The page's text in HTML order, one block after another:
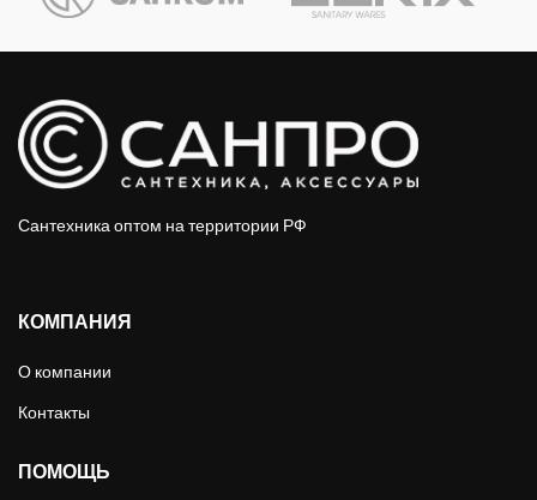
Сантехника оптом на территории РФ
КОМПАНИЯ
О компании
Контакты
ПОМОЩЬ